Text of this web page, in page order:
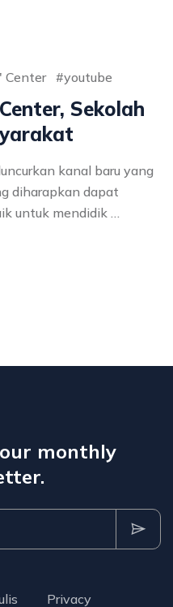
Center youtube
Sekolah
kanal baru yang
diharapkan dapat
untuk mendidik …
monthly
Privacy